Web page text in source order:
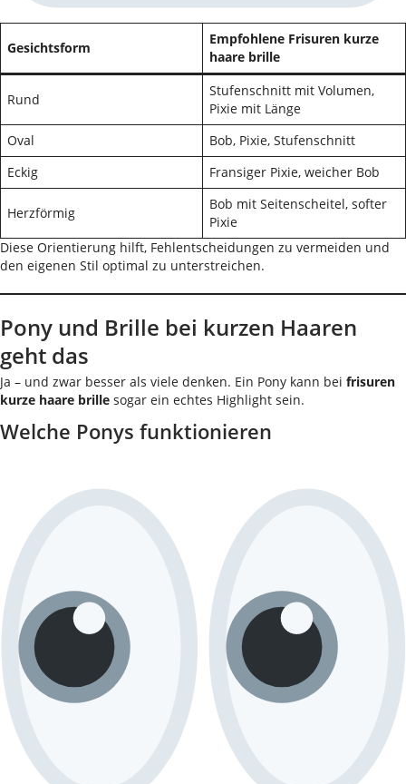
Gesichtsform
Empfohlene Frisuren kurze
haare brille
Rund
Stufenschnitt mit Volumen,
Pixie mit Länge
Oval
Bob, Pixie, Stufenschnitt
Eckig
Fransiger Pixie, weicher Bob
Herzförmig
Bob mit Seitenscheitel, softer
Pixie
Diese Orientierung hilft, Fehlentscheidungen zu vermeiden und
den eigenen Stil optimal zu unterstreichen.
Pony und Brille bei kurzen Haaren
geht das
Ja – und zwar besser als viele denken. Ein Pony kann bei frisuren
kurze haare brille sogar ein echtes Highlight sein.
Welche Ponys funktionieren